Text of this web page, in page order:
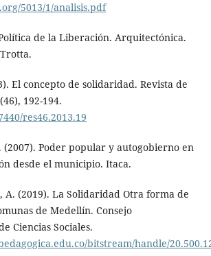
5013/1/analisis.pdf
de la Liberación. Arquitectónica.
El concepto de solidaridad. Revista de
192-194.
res46.2013.19
(2007). Poder popular y autogobierno en
desde el municipio. Itaca.
A. (2019). La Solidaridad Otra forma de
de Medellín. Consejo
Ciencias Sociales.
bitstream/handle/